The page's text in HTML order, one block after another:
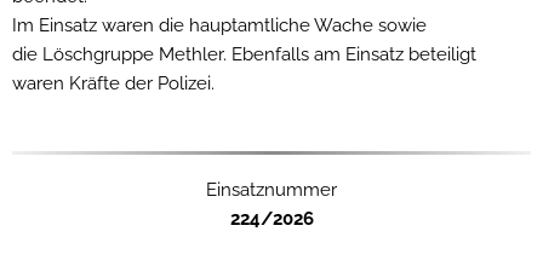
Im Einsatz waren die hauptamtliche Wache sowie
die Löschgruppe Methler. Ebenfalls am Einsatz beteiligt
waren Kräfte der Polizei.
Einsatznummer
224/2026